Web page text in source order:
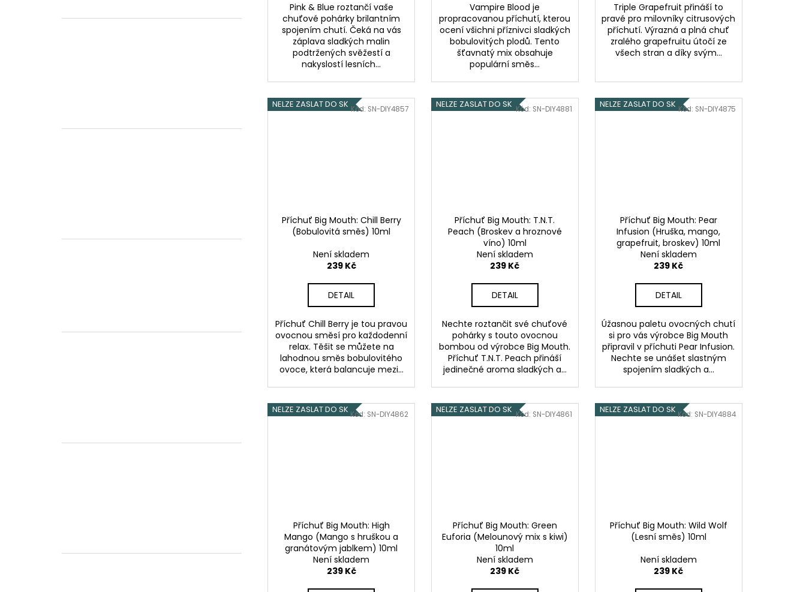
Pink & Blue roztančí vaše
chuťové pohárky brilantním
spojením chutí. Čeká na vás
záplava sladkých malin
podtržených svěžestí a
nakyslostí lesních...
Vampire Blood je
propracovanou příchutí, kterou
ocení všichni příznivci sladkých
bobulovitých plodů. Tento
šťavnatý mix obsahuje
populární směs...
Triple Grapefruit přináší to
pravé pro milovníky citrusových
příchutí. Výrazná a plná chuť
zralého grapefruitu útočí ze
všech stran a díky svým...
NELZE ZASLAT DO SK
Příchuť Big Mouth: Chill Berry
(Bobulovitá směs) 10ml
Není skladem
239 Kč
DETAIL
Příchuť Chill Berry je tou pravou
ovocnou směsí pro každodenní
relax. Těšit se můžete na
lahodnou směs bobulovitého
ovoce, která balancuje mezi...
Kód: SN-DIY4857 NELZE ZASLAT DO SK
Příchuť Big Mouth: T.N.T.
Peach (Broskev a hroznové
víno) 10ml
Není skladem
239 Kč
DETAIL
Nechte roztančit své chuťové
pohárky s touto ovocnou
bombou od výrobce Big Mouth.
Příchuť T.N.T. Peach přináší
jedinečné aroma sladkých a...
Kód: SN-DIY4881 NELZE ZASLAT DO SK
Příchuť Big Mouth: Pear
Infusion (Hruška, mango,
grapefruit, broskev) 10ml
Není skladem
239 Kč
DETAIL
Úžasnou paletu ovocných chutí
si pro vás výrobce Big Mouth
připravil v příchuti Pear Infusion.
Nechte se unášet slastným
spojením sladkých a...
Kód: SN-DIY4875
NELZE ZASLAT DO SK
Příchuť Big Mouth: High
Mango (Mango s hruškou a
granátovým jablkem) 10ml
Není skladem
239 Kč
Kód: SN-DIY4862 NELZE ZASLAT DO SK
Příchuť Big Mouth: Green
Euforia (Melounový mix s kiwi)
10ml
Není skladem
239 Kč
Kód: SN-DIY4861 NELZE ZASLAT DO SK
Příchuť Big Mouth: Wild Wolf
(Lesní směs) 10ml
Není skladem
239 Kč
Kód: SN-DIY4884